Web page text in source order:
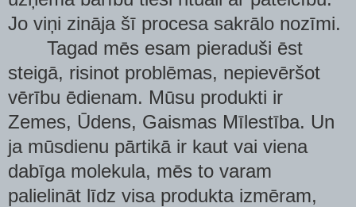
Jo viņi zināja šī procesa sakrālo nozīmi.
Tagad mēs esam pieraduši ēst
steigā, risinot problēmas, nepievēršot
vērību ēdienam. Mūsu produkti ir
Zemes, Ūdens, Gaismas Mīlestība. Un
ja mūsdienu pārtikā ir kaut vai viena
dabīga molekula, mēs to varam
palielināt līdz visa produkta izmēram,